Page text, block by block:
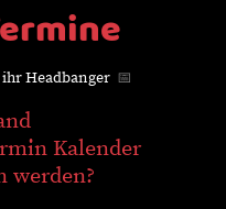
ihr Headbanger 📅
Kalender
werden?